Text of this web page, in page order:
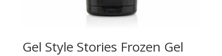
Gel Style Stories Frozen Gel